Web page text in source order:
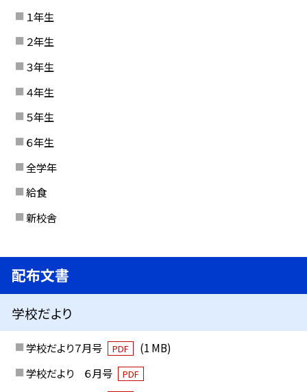
１年生
２年生
３年生
４年生
５年生
６年生
全学年
給食
新校舎
配布文書
学校だより
学校だより７月号 PDF
(1 MB)
学校だより ６月号
PDF